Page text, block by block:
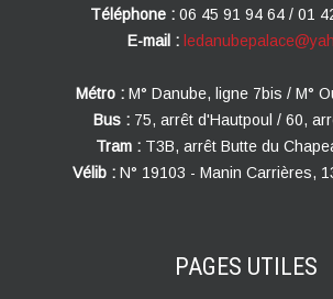
Téléphone : 06 45 91 94 64 / 01
E-mail :
Métro : M° Danube, ligne 7bis / M°
Bus : 75, arrêt d'Hautpoul / 60,
Tram : T3B, arrêt Butte du
Vélib : N° 19103 - Manin Carrières,
PAGES UTILES